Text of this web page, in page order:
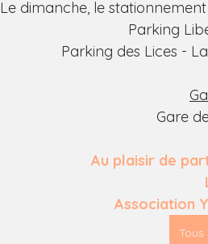
Le dimanche, le
Parking
Parking des Lices -
Gare
Au plaisir de
Association
Tous